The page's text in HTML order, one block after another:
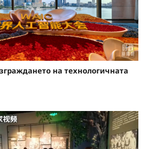
на технологичната